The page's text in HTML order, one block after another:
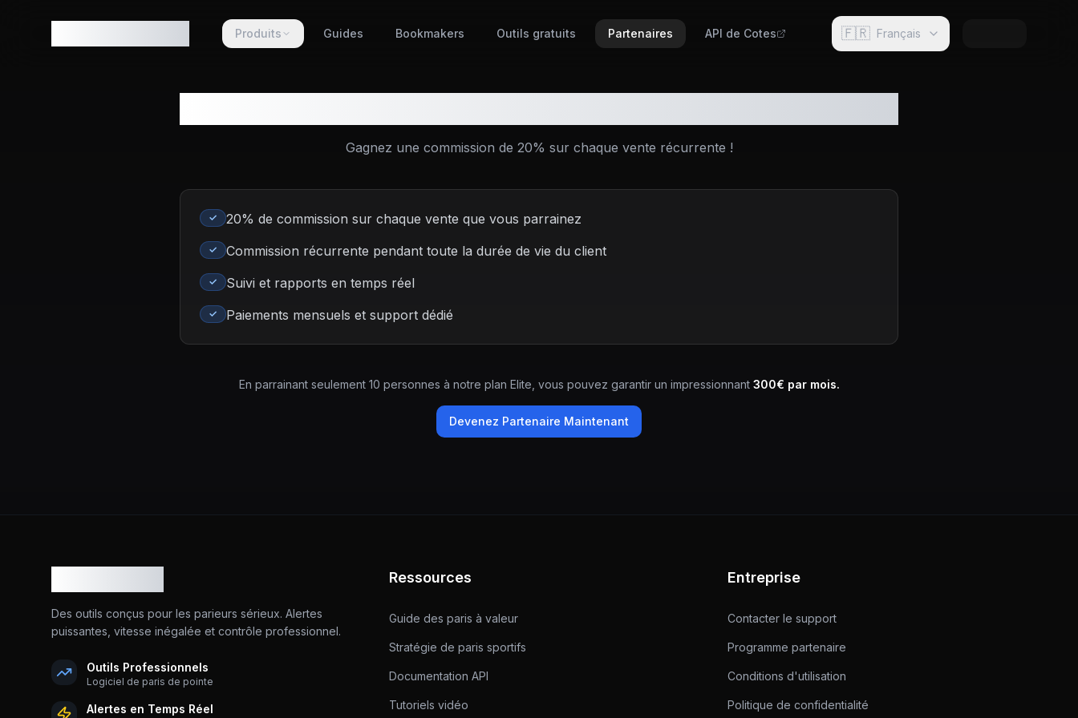
Produits Guides Bookmakers Outils gratuits Partenaires API de Cotes 🇫🇷 Français
Gagnez une commission de 20% sur chaque vente récurrente !
✓ 20% de commission sur chaque vente que vous parrainez
✓ Commission récurrente pendant toute la durée de vie du client
✓ Suivi et rapports en temps réel
✓ Paiements mensuels et support dédié
En parrainant seulement 10 personnes à notre plan Elite, vous pouvez garantir un impressionnant 300€ par mois.
Devenez Partenaire Maintenant
Des outils conçus pour les parieurs sérieux. Alertes
puissantes, vitesse inégalée et contrôle professionnel.
Outils Professionnels
Logiciel de paris de pointe
Alertes en Temps Réel
Ressources
Guide des paris à valeur
Stratégie de paris sportifs
Documentation API
Tutoriels vidéo
Entreprise
Contacter le support
Programme partenaire
Conditions d'utilisation
Politique de confidentialité